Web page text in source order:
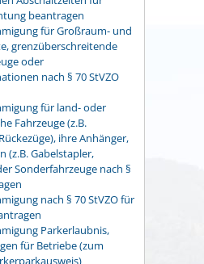
beantragen
für Großraum- und
grenzüberschreitende
oder
nach § 70 StVZO
für land- oder
Fahrzeuge (z.B.
ihre Anhänger,
(z.B. Gabelstapler,
Sonderfahrzeuge nach §
nach § 70 StVZO für
Parkerlaubnis,
für Betriebe (zum